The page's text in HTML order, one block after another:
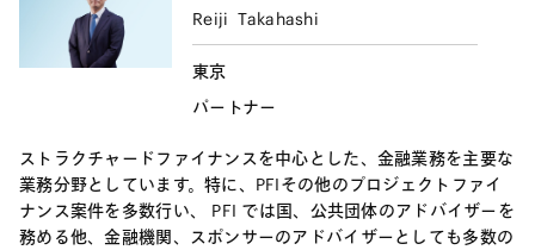
Reiji Takahashi
東京
パートナー
ストラクチャードファイナンスを中心とした、金融業務を主要な
業務分野としています。特に、PFIその他のプロジェクトファイ
ナンス案件を多数行い、 PFI では国、公共団体のアドバイザーを
務める他、金融機関、スポンサーのアドバイザーとしても多数の